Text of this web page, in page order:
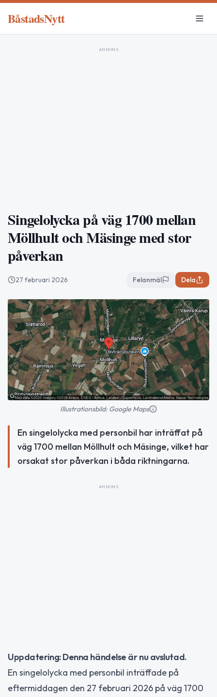
BåstadsNytt
ANNONS
Singelolycka på väg 1700 mellan
Möllhult och Mäsinge med stor
påverkan
27 februari 2026 Felanmäl Dela
Illustrationsbild: Google Maps
En singelolycka med personbil har inträffat på
väg 1700 mellan Möllhult och Mäsinge, vilket har
orsakat stor påverkan i båda riktningarna.
ANNONS
Uppdatering: Denna händelse är nu avslutad.
En singelolycka med personbil inträffade på
eftermiddagen den 27 februari 2026 på väg 1700